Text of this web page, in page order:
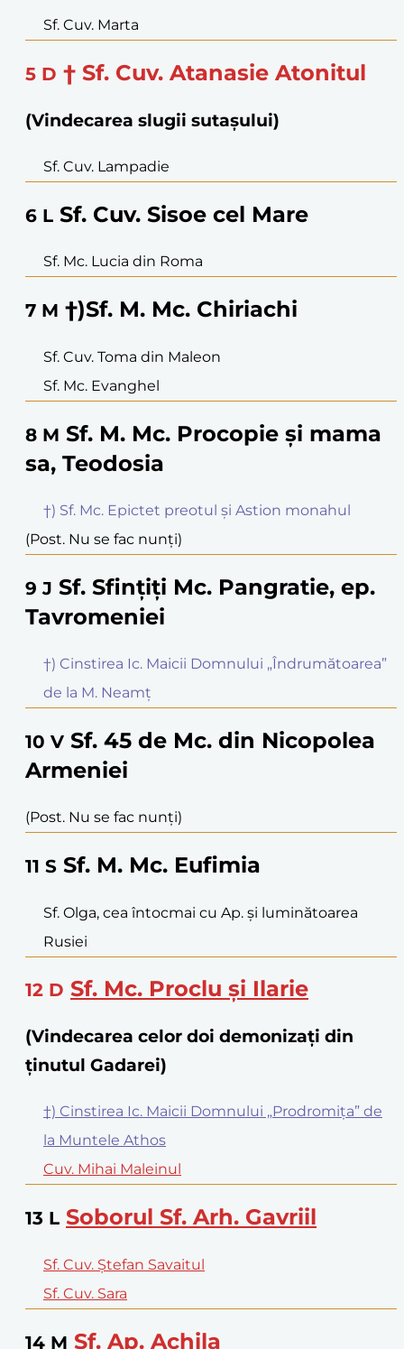
Sf. Cuv. Marta
5 D † Sf. Cuv. Atanasie Atonitul
(Vindecarea slugii sutașului)
Sf. Cuv. Lampadie
6 L Sf. Cuv. Sisoe cel Mare
Sf. Mc. Lucia din Roma
7 M †)Sf. M. Mc. Chiriachi
Sf. Cuv. Toma din Maleon
Sf. Mc. Evanghel
8 M Sf. M. Mc. Procopie și mama
sa, Teodosia
†) Sf. Mc. Epictet preotul și Astion monahul
(Post. Nu se fac nunți)
9 J Sf. Sfințiți Mc. Pangratie, ep.
Tavromeniei
†) Cinstirea Ic. Maicii Domnului „Îndrumătoarea”
de la M. Neamț
10 V Sf. 45 de Mc. din Nicopolea
Armeniei
(Post. Nu se fac nunți)
11 S Sf. M. Mc. Eufimia
Sf. Olga, cea întocmai cu Ap. și luminătoarea
Rusiei
12 D Sf. Mc. Proclu și Ilarie
(Vindecarea celor doi demonizați din
ținutul Gadarei)
†) Cinstirea Ic. Maicii Domnului „Prodromița” de
la Muntele Athos
Cuv. Mihai Maleinul
13 L Soborul Sf. Arh. Gavriil
Sf. Cuv. Ștefan Savaitul
Sf. Cuv. Sara
14 M Sf. Ap. Achila